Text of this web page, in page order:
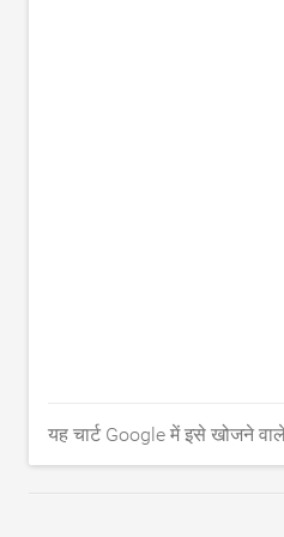
यह चार्ट Google में इसे खोजने